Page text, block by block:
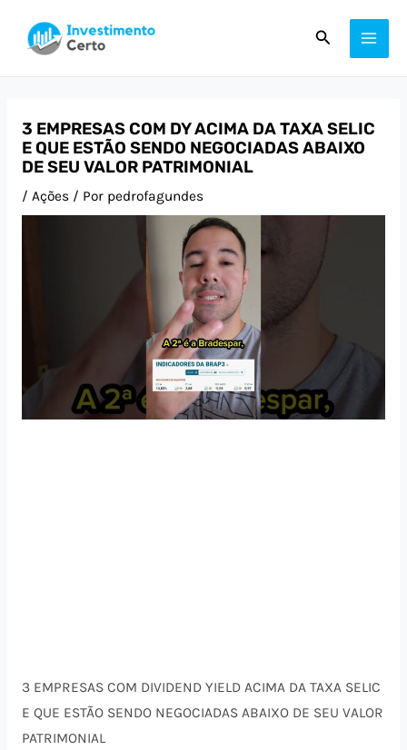
para
Pesquisar
3 EMPRESAS COM DY ACIMA DA TAXA SELIC
E QUE ESTÃO SENDO NEGOCIADAS ABAIXO
DE SEU VALOR PATRIMONIAL
/ Ações/ Por pedrofagundes
3 EMPRESAS COM DIVIDEND YIELD ACIMA DA TAXA SELIC
E QUE ESTÃO SENDO NEGOCIADAS ABAIXO DE SEU VALOR
PATRIMONIAL
navigation